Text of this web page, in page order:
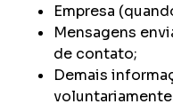
Empresa
Mensagens
de contato;
Demais